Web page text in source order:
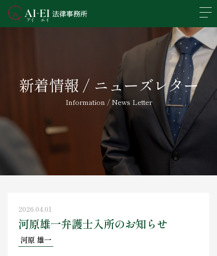
新着情報 / ニューズレター
Information / News Letter
2026.04.01
河原雄一弁護士入所のお知らせ
河原 雄一
事務所概要
業務分野
所属弁護士紹介
アクセス
新着情報
お問い合わせ